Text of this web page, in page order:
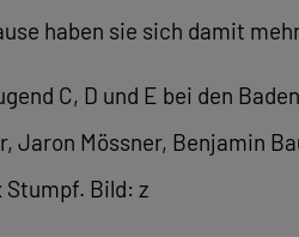
haben sie sich damit
C, D und E bei den
Jaron Mössner, Benjamin
Stumpf. Bild: z